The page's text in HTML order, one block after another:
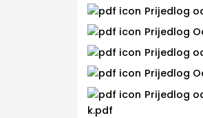
Prijedlog
Prijedlog
Prijedlog
Prijedlog
Prijedlog
k.pdf